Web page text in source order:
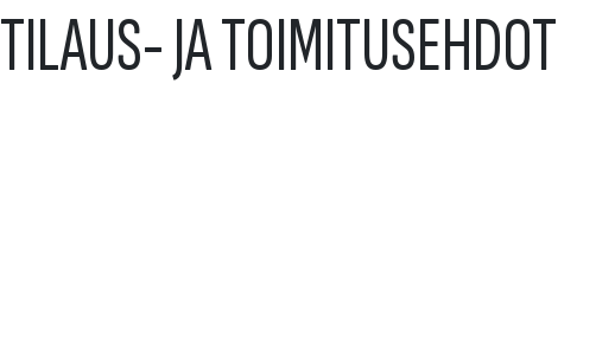
TILAUS- JA TOIMITUSEHDOT